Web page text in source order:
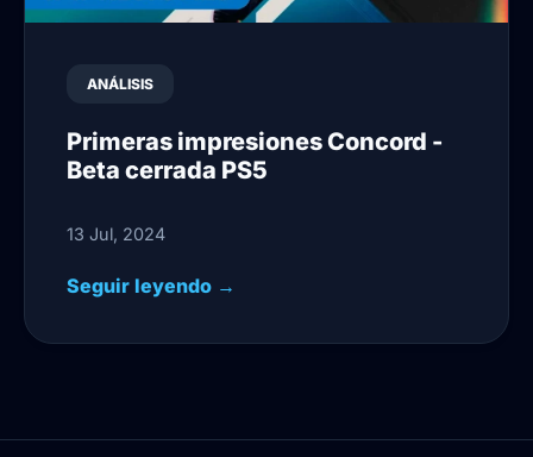
ANÁLISIS
Primeras impresiones Concord -
Beta cerrada PS5
13 Jul, 2024
Seguir leyendo →